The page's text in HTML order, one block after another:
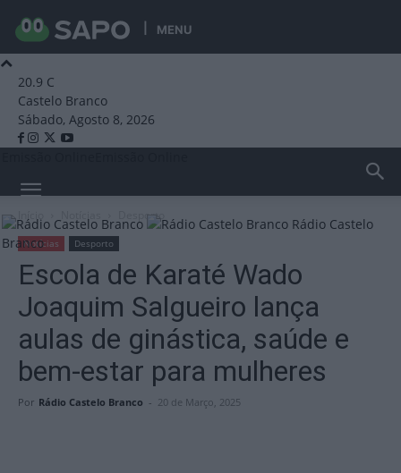
MENU
20.9 C
Castelo Branco
Sábado, Agosto 8, 2026
Rádio Castelo
Branco
Desporto
Notícias Desporto
Escola de Karaté Wado
Joaquim Salgueiro lança
aulas de ginástica, saúde e
bem-estar para mulheres
Por Rádio Castelo Branco - 20 de Março, 2025